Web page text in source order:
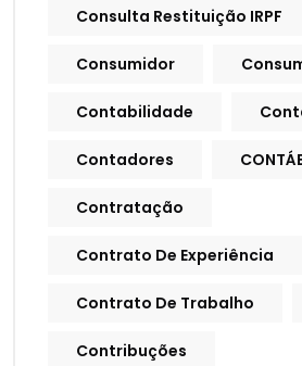
Consulta Restituição IRPF
Consumidor
Contabilidade
Contadores
Contratação
Contrato De Experiência
Contrato De Trabalho
Contribuções